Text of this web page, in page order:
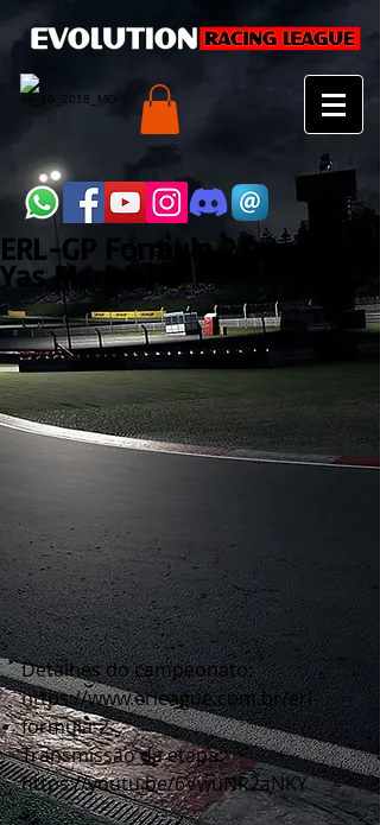
ERL-GP Formula 2 (etapa3 -
Yas Marina)
Detalhes do campeonato:
https://www.erleague.com.br/erl-
formula-2
Transmissão da etapa:
https://youtu.be/6VwuNR2aNKY